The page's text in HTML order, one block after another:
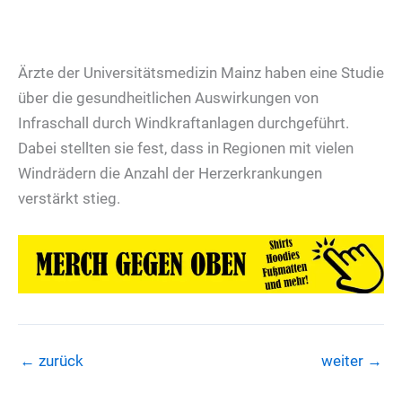
Ärzte der Universitätsmedizin Mainz haben eine Studie
über die gesundheitlichen Auswirkungen von
Infraschall durch Windkraftanlagen durchgeführt.
Dabei stellten sie fest, dass in Regionen mit vielen
Windrädern die Anzahl der Herzerkrankungen
verstärkt stieg.
← zurück weiter →